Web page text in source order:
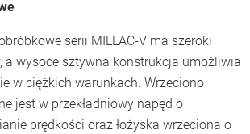
serii MILLAC-V ma szeroki
a wysoce sztywna konstrukcja umożliwia
w ciężkich warunkach. Wrzeciono
jest w przekładniowy napęd o
prędkości oraz łożyska wrzeciona o